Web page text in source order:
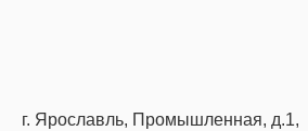
г. Ярославль, Промышленная, д.1,